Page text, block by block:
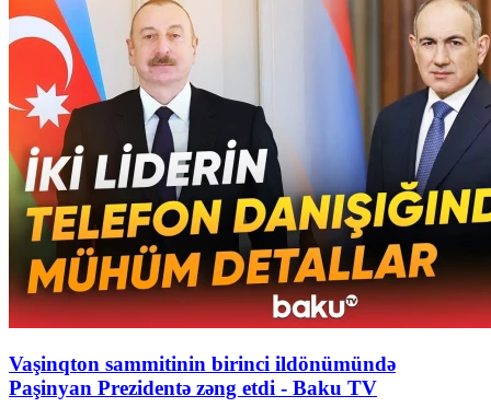
Vaşinqton sammitinin birinci ildönümündə
Paşinyan Prezidentə zəng etdi - Baku TV